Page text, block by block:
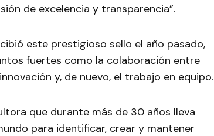
de excelencia y transparencia”.
este prestigioso sello el año pasado,
fuertes como la colaboración entre
y, de nuevo, el trabajo en equipo.
que durante más de 30 años lleva
para identificar, crear y mantener